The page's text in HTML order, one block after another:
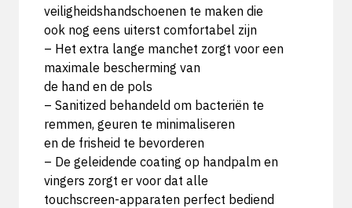
veiligheidshandschoenen te maken die
ook nog eens uiterst comfortabel zijn
– Het extra lange manchet zorgt voor een
maximale bescherming van
de hand en de pols
– Sanitized behandeld om bacteriën te
remmen, geuren te minimaliseren
en de frisheid te bevorderen
– De geleidende coating op handpalm en
vingers zorgt er voor dat alle
touchscreen-apparaten perfect bediend